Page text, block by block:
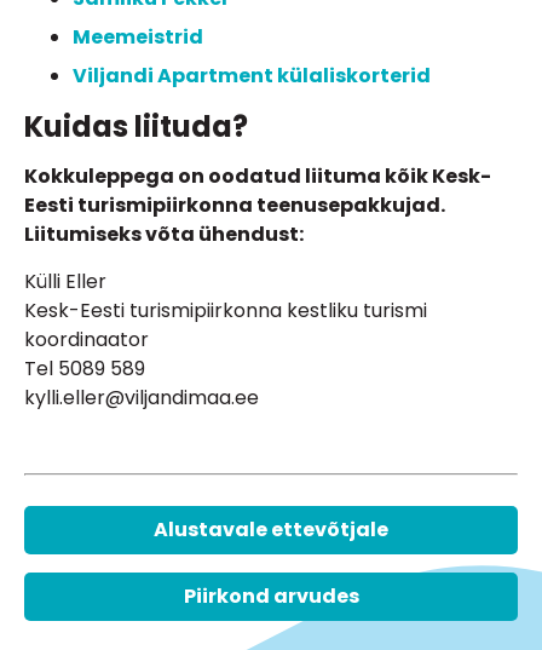
Meemeistrid
Viljandi Apartment külaliskorterid
Kuidas liituda?
Kokkuleppega on oodatud liituma kõik Kesk-
Eesti turismipiirkonna teenusepakkujad.
Liitumiseks võta ühendust:
Külli Eller
Kesk-Eesti turismipiirkonna kestliku turismi
koordinaator
Tel 5089 589
kylli.eller@viljandimaa.ee
Alustavale ettevõtjale
Piirkond arvudes